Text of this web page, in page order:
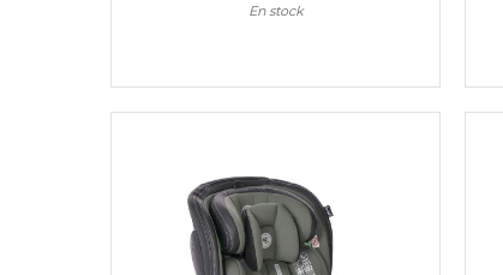
En stock